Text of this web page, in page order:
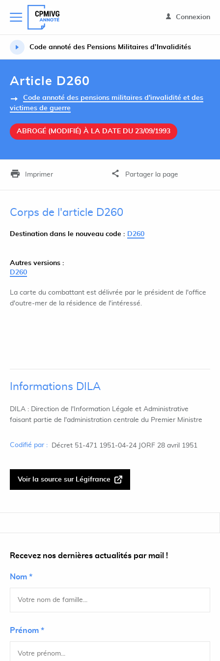
Connexion
Code annoté des Pensions Militaires d’Invalidités
Article D260
Code annoté des pensions militaires d'invalidité et des
victimes de guerre
ABROGÉ (MODIFIÉ) À LA DATE DU 23/09/1993
Imprimer Partager la page
Corps de l'article D260
Destination dans le nouveau code : D260
Autres versions :
D260
La carte du combattant est délivrée par le président de l'office
d'outre-mer de la résidence de l'intéressé.
Informations DILA
DILA : Direction de l'Information Légale et Administrative
faisant partie de l'administration centrale du Premier Ministre
Codifié par : Décret 51-471 1951-04-24 JORF 28 avril 1951
Voir la source sur Légifrance
Recevez nos dernières actualités par mail !
Nom *
Prénom *